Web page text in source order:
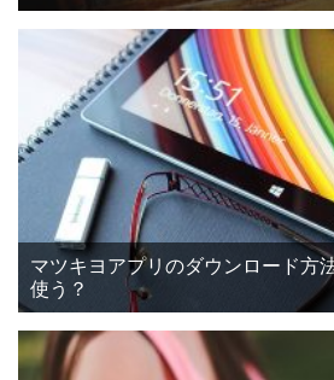
マツキヨアプリのダウンロード方
使う？